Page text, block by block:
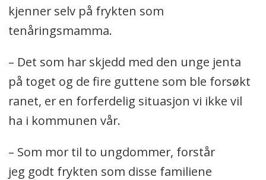
kjenner selv på frykten som
tenåringsmamma.
– Det som har skjedd med den unge jenta
på toget og de fire guttene som ble forsøkt
ranet, er en forferdelig situasjon vi ikke vil
ha i kommunen vår.
– Som mor til to ungdommer, forstår
jeg godt frykten som disse familiene